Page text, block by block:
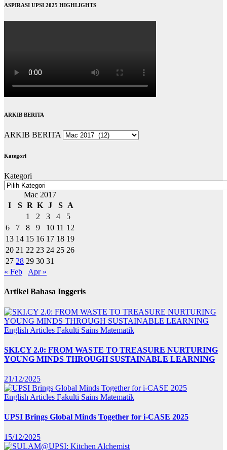
ASPIRASI UPSI 2025 HIGHLIGHTS
ARKIB BERITA
ARKIB BERITA
Kategori
Kategori
Mac 2017
I
S R K J S
A
1
2 3 4
5
6
7 8 9 10 11 12
13 14 15 16 17 18 19
20 21 22 23 24 25 26
27 28 29 30 31
« Feb
Apr »
Artikel Bahasa Inggeris
English Articles Fakulti Sains Matematik
SKI.CY 2.0: FROM WASTE TO TREASURE NURTURING
YOUNG MINDS THROUGH SUSTAINABLE LEARNING
21/12/2025
English Articles Fakulti Sains Matematik
UPSI Brings Global Minds Together for i-CASE 2025
15/12/2025